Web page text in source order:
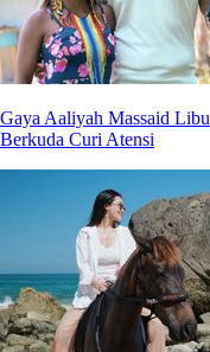
Gaya Aaliyah Massaid
Berkuda Curi Atensi